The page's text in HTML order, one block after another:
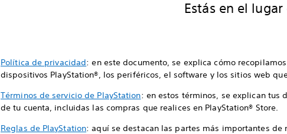
Estás en el
Política de privacidad: en este documento, se explica cómo
dispositivos PlayStation®, los periféricos, el software y los sitios web
Términos de servicio de PlayStation: en estos términos, se explican tus
de tu cuenta, incluidas las compras que realices en PlayStation® Store.
Reglas de PlayStation: aquí se destacan las partes más importantes de